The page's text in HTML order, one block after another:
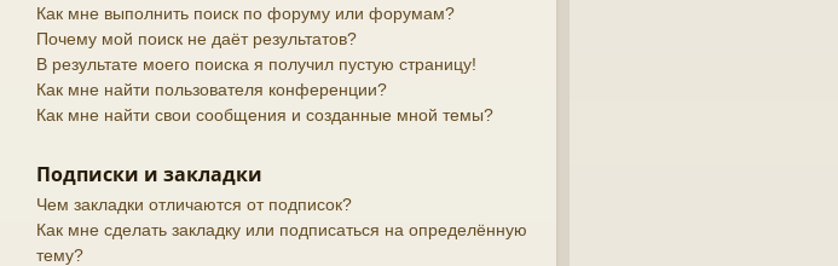
Как мне выполнить поиск по форуму или форумам?
Почему мой поиск не даёт результатов?
В результате моего поиска я получил пустую страницу!
Как мне найти пользователя конференции?
Как мне найти свои сообщения и созданные мной темы?
Подписки и закладки
Чем закладки отличаются от подписок?
Как мне сделать закладку или подписаться на определённую
тему?